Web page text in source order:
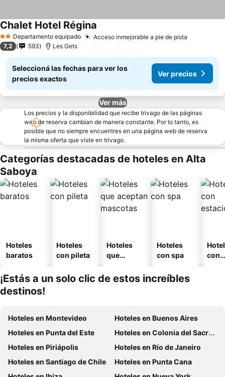
2 EstrellasDepartamento equipado Acceso inmejorable a pie de pista
Chalet Hotel Régina
7,2 593 Les Gets
Seleccioná las fechas para ver los
precios exactos
Ver precios
Ver más
Los precios y la disponibilidad que recibe trivago de las páginas
web de reserva cambian de manera constante. Por lo tanto, es
posible que no siempre encuentres en una página web de reserva
la misma oferta que viste en trivago.
Categorías destacadas de hoteles en Alta
Saboya
Hoteles
baratos
Hoteles
con pileta
Hoteles
que
mascotas
Hoteles
con spa
con
¡Estás a un solo clic de estos increíbles
destinos!
Hoteles en Montevideo
Hoteles en Buenos Aires
Hoteles en Punta del Este
Hoteles en Colonia del Sacramento
Hoteles en Piriápolis
Hoteles en Río de Janeiro
Hoteles en Santiago de Chile
Hoteles en Punta Cana